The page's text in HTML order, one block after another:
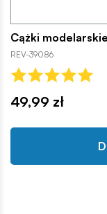
Cążki
REV-39086
49,99 zł